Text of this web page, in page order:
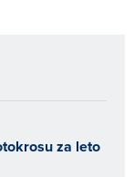
za leto